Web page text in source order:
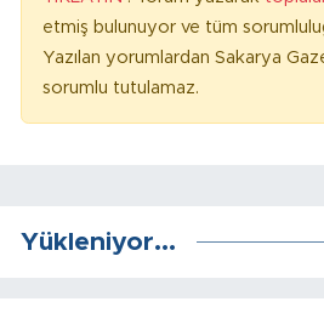
etmiş bulunuyor ve tüm
Yazılan yorumlardan Sakarya
sorumlu tutulamaz.
Yükleniyor...